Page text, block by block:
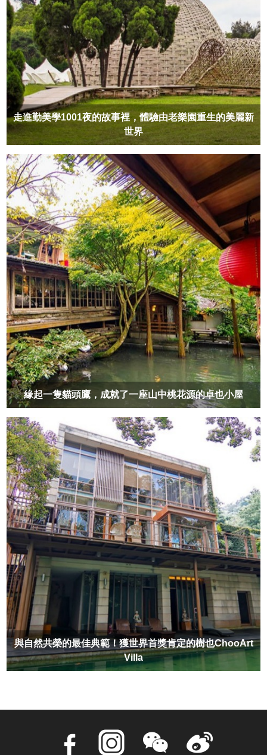
走進勤美學1001夜的故事裡，體驗由老樂園重生的美麗新
世界
緣起一隻貓頭鷹，成就了一座山中桃花源的卓也小屋
與自然共榮的最佳典範！獲世界首獎肯定的樹也ChooArt
Villa